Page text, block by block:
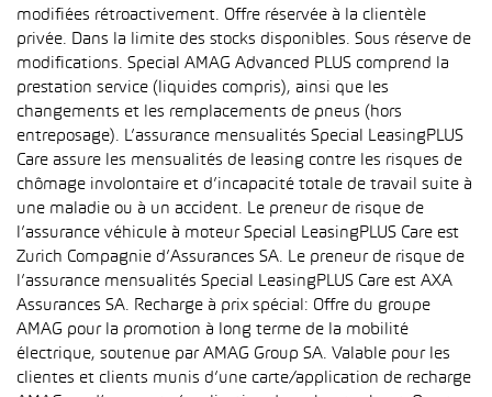
modifiées rétroactivement. Offre réservée à la clientèle
privée. Dans la limite des stocks disponibles. Sous réserve de
modifications. Special AMAG Advanced PLUS comprend la
prestation service (liquides compris), ainsi que les
changements et les remplacements de pneus (hors
entreposage). L’assurance mensualités Special LeasingPLUS
Care assure les mensualités de leasing contre les risques de
chômage involontaire et d’incapacité totale de travail suite à
une maladie ou à un accident. Le preneur de risque de
l’assurance véhicule à moteur Special LeasingPLUS Care est
Zurich Compagnie d’Assurances SA. Le preneur de risque de
l’assurance mensualités Special LeasingPLUS Care est AXA
Assurances SA. Recharge à prix spécial: Offre du groupe
AMAG pour la promotion à long terme de la mobilité
électrique, soutenue par AMAG Group SA. Valable pour les
clientes et clients munis d’une carte/application de recharge